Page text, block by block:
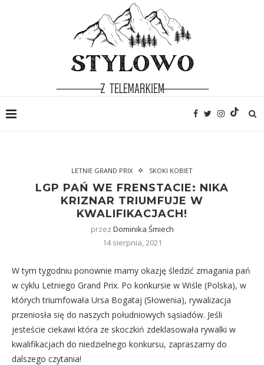
LETNIE GRAND PRIX SKOKI KOBIET
LGP PAŃ WE FRENSTACIE: NIKA
KRIZNAR TRIUMFUJE W
KWALIFIKACJACH!
przez Dominika Śmiech
14 sierpnia, 2021
W tym tygodniu ponownie mamy okazję śledzić zmagania pań
w cyklu Letniego Grand Prix. Po konkursie w Wiśle (Polska), w
których triumfowała Ursa Bogataj (Słowenia), rywalizacja
przeniosła się do naszych południowych sąsiadów. Jeśli
jesteście ciekawi która ze skoczkiń zdeklasowała rywalki w
kwalifikacjach do niedzielnego konkursu, zapraszamy do
dalszego czytania!